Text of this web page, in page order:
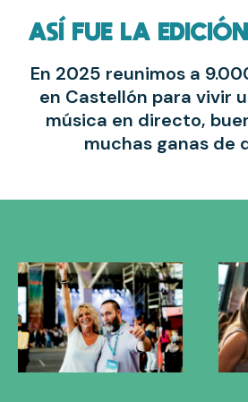
ASÍ FUE LA
En 2025 reunimos a
en Castellón para vivir
música en directo,
muchas ganas de